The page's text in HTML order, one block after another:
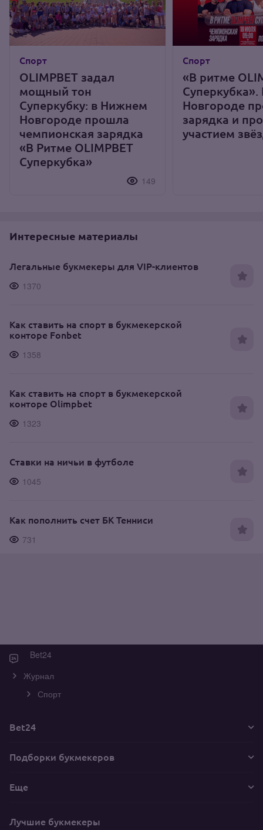
Спорт
OLIMPBET задал
мощный тон
Суперкубку: в Нижнем
Новгороде прошла
чемпионская зарядка
«В Ритме OLIMPBET
Суперкубка»
149
Спорт
«В ритме
Новгороде
зарядка и
участием
Интересные материалы
Легальные букмекеры для VIP-клиентов
1370
Как ставить на спорт в букмекерской
конторе Fonbet
1358
Как ставить на спорт в букмекерской
конторе Olimpbet
1323
Ставки на ничьи в футболе
1045
Как пополнить счет БК Тенниси
731
Bet24
Журнал
Спорт
Bet24
Подборки букмекеров
Еще
Лучшие букмекеры